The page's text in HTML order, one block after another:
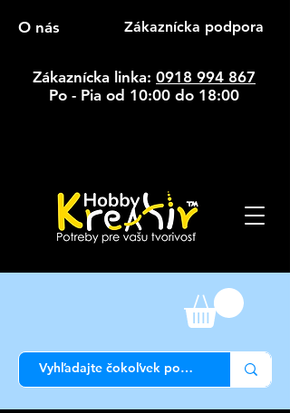
O nás Zákaznícka podpora
Zákaznícka linka: 0918 994 867
Po - Pia od 10:00 do 18:00